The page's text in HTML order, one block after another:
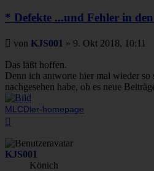
* Defekte ...und Fehler in den
Beitrag
von KJS001 » 9. Okt 2018, 10:11
Das läßt hoffen.
Denn ich antworte hier mal wieder
nachgesehen habe, ob es neue
MLCDler-homepage
KJS001
Könich